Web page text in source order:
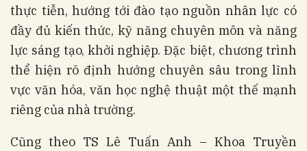
thực tiễn, hướng tới đào tạo nguồn nhân lực có
đầy đủ kiến thức, kỹ năng chuyên môn và năng
lực sáng tạo, khởi nghiệp. Đặc biệt, chương trình
thể hiện rõ định hướng chuyên sâu trong lĩnh
vực văn hóa, văn học nghệ thuật một thế mạnh
riêng của nhà trường.
Cũng theo TS Lê Tuấn Anh – Khoa Truyền